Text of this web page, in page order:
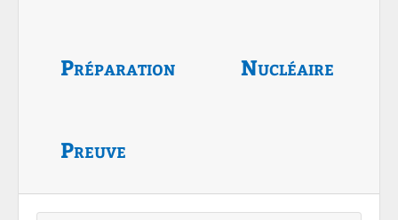
Préparation Nucléaire
Preuve